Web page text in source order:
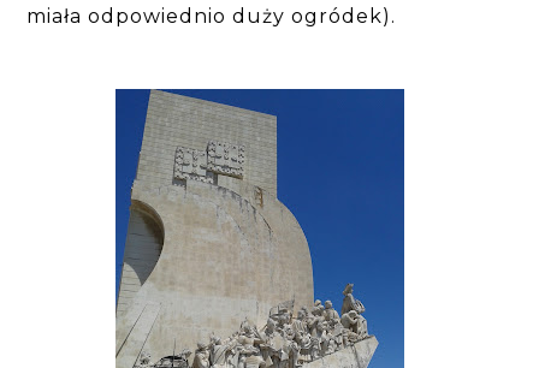
miała odpowiednio duży ogródek).